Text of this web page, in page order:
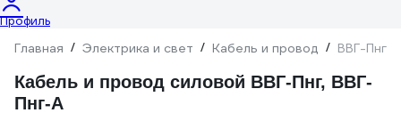
Профиль
Главная / Электрика и свет / Кабель и провод / ВВГ-Пнг
Кабель и провод силовой ВВГ-Пнг, ВВГ-
Пнг-А